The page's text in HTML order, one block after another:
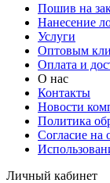
Пошив на
Нанесение
Услуги
Оптовым
Оплата и
О нас
Контакты
Новости
Политика
Согласие на
Личный кабинет